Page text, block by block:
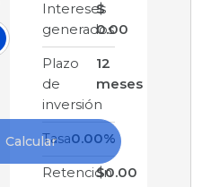
Calcular
Intereses
generados
$
0.00
Plazo
de
inversión
12
meses
Tasa0.00%
Retención$0.00